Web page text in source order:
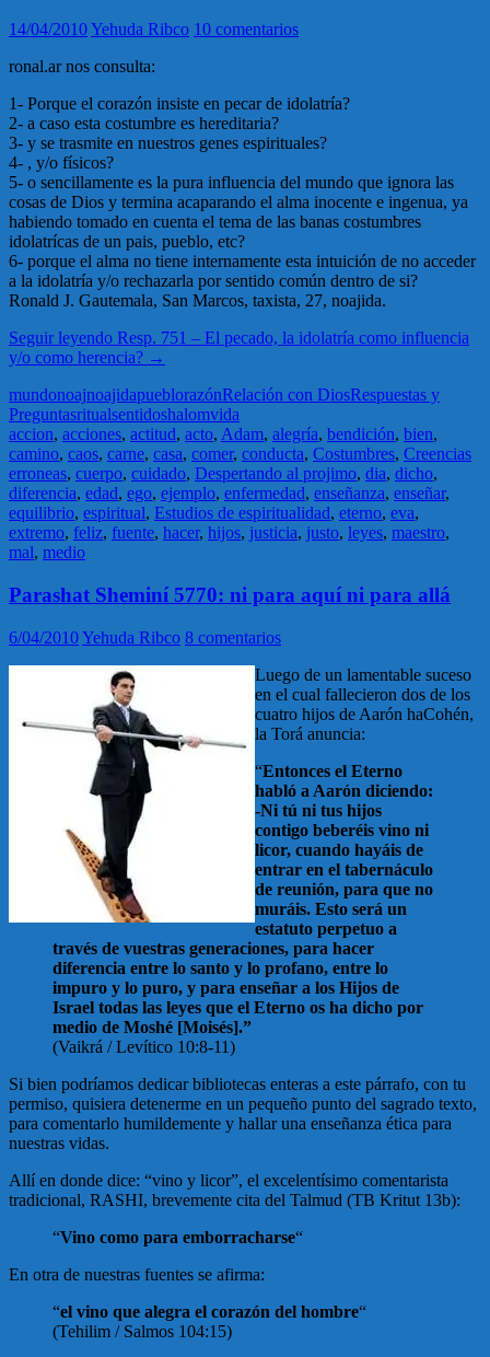
14/04/2010Yehuda Ribco 10 comentarios
ronal.ar nos consulta:
1- Porque el corazón insiste en pecar de idolatría?
2- a caso esta costumbre es hereditaria?
3- y se trasmite en nuestros genes espirituales?
4- , y/o físicos?
5- o sencillamente es la pura influencia del mundo que ignora las
cosas de Dios y termina acaparando el alma inocente e ingenua, ya
habiendo tomado en cuenta el tema de las banas costumbres
idolatrícas de un pais, pueblo, etc?
6- porque el alma no tiene internamente esta intuición de no acceder
a la idolatría y/o rechazarla por sentido común dentro de si?
Ronald J. Gautemala, San Marcos, taxista, 27, noajida.
Seguir leyendo Resp. 751 – El pecado, la idolatría como influencia
y/o como herencia? →
mundonoajnoajidapueblorazónRelación con DiosRespuestas y
Preguntasritualsentidoshalomvida
accion, acciones, actitud, acto, Adam, alegría, bendición, bien,
camino, caos, carne, casa, comer, conducta, Costumbres, Creencias
erroneas, cuerpo, cuidado, Despertando al projimo, dia, dicho,
diferencia, edad, ego, ejemplo, enfermedad, enseñanza, enseñar,
equilibrio, espiritual, Estudios de espiritualidad, eterno, eva,
extremo, feliz, fuente, hacer, hijos, justicia, justo, leyes, maestro,
mal, medio
Parashat Sheminí 5770: ni para aquí ni para allá
6/04/2010Yehuda Ribco 8 comentarios
Luego de un lamentable suceso
en el cual fallecieron dos de los
cuatro hijos de Aarón haCohén,
la Torá anuncia:
“Entonces el Eterno
habló a Aarón diciendo:
-Ni tú ni tus hijos
contigo beberéis vino ni
licor, cuando hayáis de
entrar en el tabernáculo
de reunión, para que no
muráis. Esto será un
estatuto perpetuo a
través de vuestras generaciones, para hacer
diferencia entre lo santo y lo profano, entre lo
impuro y lo puro, y para enseñar a los Hijos de
Israel todas las leyes que el Eterno os ha dicho por
medio de Moshé [Moisés].”
(Vaikrá / Levítico 10:8-11)
Si bien podríamos dedicar bibliotecas enteras a este párrafo, con tu
permiso, quisiera detenerme en un pequeño punto del sagrado texto,
para comentarlo humildemente y hallar una enseñanza ética para
nuestras vidas.
Allí en donde dice: “vino y licor”, el excelentísimo comentarista
tradicional, RASHI, brevemente cita del Talmud (TB Kritut 13b):
“Vino como para emborracharse“
En otra de nuestras fuentes se afirma:
“el vino que alegra el corazón del hombre“
(Tehilim / Salmos 104:15)